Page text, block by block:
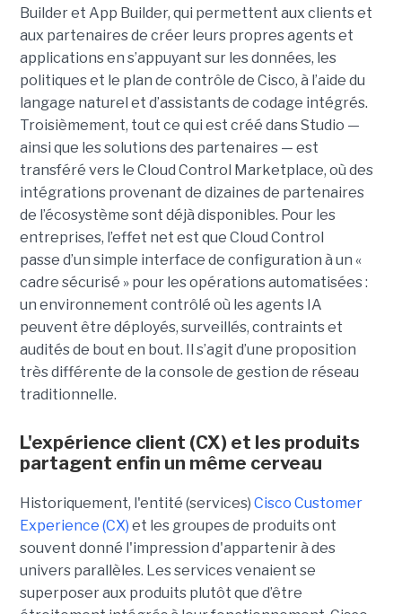
Builder et App Builder, qui permettent aux clients et
aux partenaires de créer leurs propres agents et
applications en s’appuyant sur les données, les
politiques et le plan de contrôle de Cisco, à l’aide du
langage naturel et d’assistants de codage intégrés.
Troisièmement, tout ce qui est créé dans Studio —
ainsi que les solutions des partenaires — est
transféré vers le Cloud Control Marketplace, où des
intégrations provenant de dizaines de partenaires
de l’écosystème sont déjà disponibles. Pour les
entreprises, l’effet net est que Cloud Control
passe d’un simple interface de configuration à un «
cadre sécurisé » pour les opérations automatisées :
un environnement contrôlé où les agents IA
peuvent être déployés, surveillés, contraints et
audités de bout en bout. Il s’agit d’une proposition
très différente de la console de gestion de réseau
traditionnelle.
L'expérience client (CX) et les produits
partagent enfin un même cerveau
Historiquement, l'entité (services) Cisco Customer
Experience (CX) et les groupes de produits ont
souvent donné l'impression d'appartenir à des
univers parallèles. Les services venaient se
superposer aux produits plutôt que d’être